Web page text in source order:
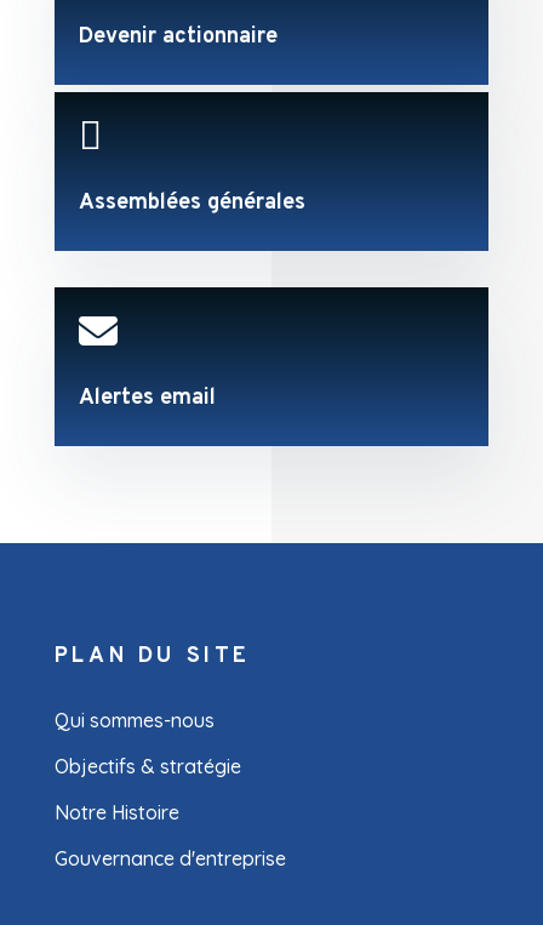
Devenir actionnaire

Assemblées générales

Alertes email
PLAN DU SITE
Qui sommes-nous
Objectifs & stratégie
Notre Histoire
Gouvernance d'entreprise